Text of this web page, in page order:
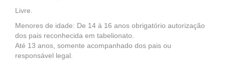
Livre.
Menores de idade: De 14 à 16 anos obrigatório autorização
dos pais reconhecida em tabelionato.
Até 13 anos, somente acompanhado dos pais ou
responsável legal.